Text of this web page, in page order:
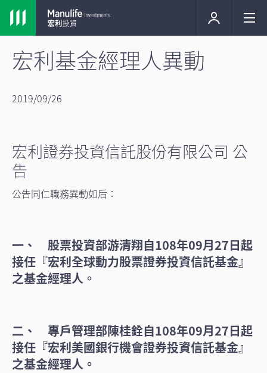
宏利基金經理人異動
2019/09/26
宏利證券投資信託股份有限公司 公
告
公告同仁職務異動如后：
一、 股票投資部游清翔自108年09月27日起
接任『宏利全球動力股票證券投資信託基金』
之基金經理人。
二、 專戶管理部陳桂銓自108年09月27日起
接任『宏利美國銀行機會證券投資信託基金』
之基金經理人。